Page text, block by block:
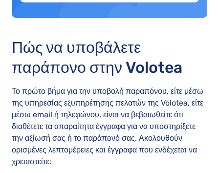
Πώς να υποβάλετε
παράπονο στην Volotea
Το πρώτο βήμα για την υποβολή παραπόνου, είτε μέσω
της υπηρεσίας εξυπηρέτησης πελατών της Volotea, είτε
μέσω email ή τηλεφώνου, είναι να βεβαιωθείτε ότι
διαθέτετε τα απαραίτητα έγγραφα για να υποστηρίξετε
την αξίωσή σας ή το παράπονό σας. Ακολουθούν
ορισμένες λεπτομέρειες και έγγραφα που ενδέχεται να
χρειαστείτε: